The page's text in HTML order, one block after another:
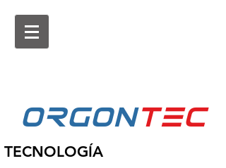
ORGONtEc
TECNOLOGÍA